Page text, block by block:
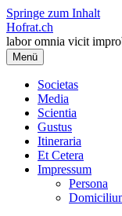
Springe zum Inhalt
Hofrat.ch
labor omnia vicit
Menü
Societas
Media
Scientia
Gustus
Itineraria
Et Cetera
Impressum
Persona